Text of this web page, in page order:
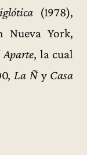
(1978),
Nueva York,
Aparte, la cual
La Ñy Casa